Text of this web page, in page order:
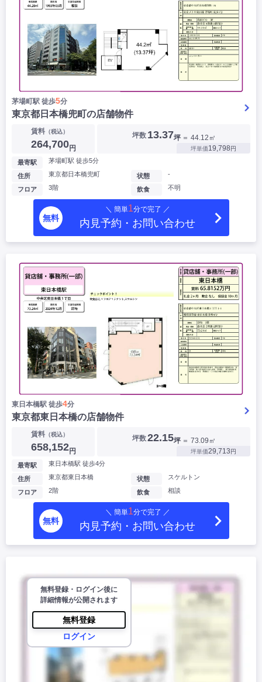
茅場町駅 徒歩5分
東京都日本橋兜町の店舗物件
賃料（税込）
264,700円
坪数 13.37坪 ＝ 44.12㎡
坪単価19,798円
最寄駅 茅場町駅 徒歩5分
住所 東京都日本橋兜町
フロア 3階
状態 -
飲食 不明
無料
＼ 簡単1分で完了 ／
内見予約・お問い合わせ
東日本橋駅 徒歩4分
東京都東日本橋の店舗物件
賃料（税込）
658,152円
坪数22.15坪 ＝ 73.09㎡
坪単価29,713円
最寄駅 東日本橋駅 徒歩4分
住所 東京都東日本橋
フロア 2階
状態 スケルトン
飲食 相談
無料
＼ 簡単1分で完了 ／
内見予約・お問い合わせ
無料登録・ログイン後に
詳細情報が公開されます
無料登録
ログイン